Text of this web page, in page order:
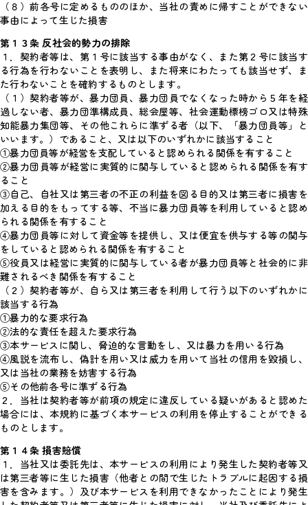
（８）前各号に定めるもののほか、当社の責めに帰すことができない
事由によって生じた損害
第１３条 反社会的勢力の排除
１．契約者等は、第１号に該当する事由がなく、また第２号に該当す
る行為を行わないことを表明し、また将来にわたっても該当せず、ま
た行わないことを確約するものとします。
（１）契約者等が、暴力団員、暴力団員でなくなった時から５年を経
過しない者、暴力団準構成員、総会屋等、社会運動標榜ゴロ又は特殊
知能暴力集団等、その他これらに準ずる者（以下、「暴力団員等」と
いいます。）であること、又は以下のいずれかに該当すること
①暴力団員等が経営を支配していると認められる関係を有すること
②暴力団員等が経営に実質的に関与していると認められる関係を有す
ること
③自己、自社又は第三者の不正の利益を図る目的又は第三者に損害を
加える目的をもってする等、不当に暴力団員等を利用していると認め
られる関係を有すること
④暴力団員等に対して資金等を提供し、又は便宜を供与する等の関与
をしていると認められる関係を有すること
⑤役員又は経営に実質的に関与している者が暴力団員等と社会的に非
難されるべき関係を有すること
（２）契約者等が、自ら又は第三者を利用して行う以下のいずれかに
該当する行為
①暴力的な要求行為
②法的な責任を超えた要求行為
③本サービスに関し、脅迫的な言動をし、又は暴力を用いる行為
④風説を流布し、偽計を用い又は威力を用いて当社の信用を毀損し、
又は当社の業務を妨害する行為
⑤その他前各号に準ずる行為
２．当社は契約者等が前項の規定に違反している疑いがあると認めた
場合には、本規約に基づく本サービスの利用を停止することができる
ものとします。
第１４条 損害賠償
１．当社又は委託先は、本サービスの利用により発生した契約者等又
は第三者等に生じた損害（他者との間で生じたトラブルに起因する損
害を含みます。）及び本サービスを利用できなかったことにより発生